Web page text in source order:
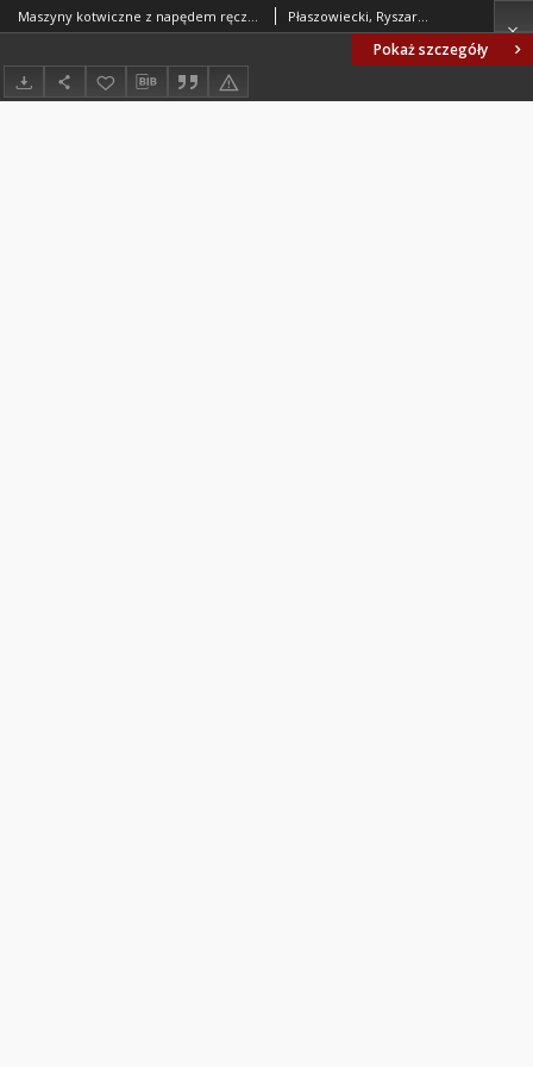
Pokaż szczegóły
Maszyny kotwiczne z napędem ręcznym dla statków śródlądowych - Wymagania i badania BN-80/3782-13 Płaszowiecki, Ryszard; Centrum Badawczo-Projektowe Żeglugi Śródlądowej we Wrocławiu. Oprac.